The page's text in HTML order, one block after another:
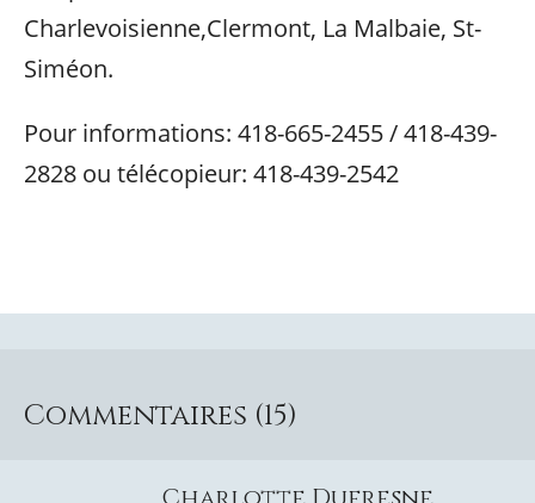
Charlevoisienne,Clermont, La Malbaie, St-
Siméon.
Pour informations: 418-665-2455 / 418-439-
2828 ou télécopieur: 418-439-2542
Commentaires (15)